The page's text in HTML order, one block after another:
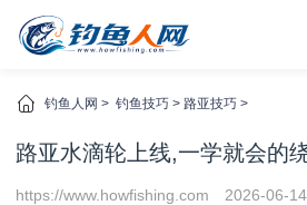
钓鱼人网 > 钓鱼技巧 > 路亚技巧 >
路亚水滴轮上线,一学就会的
https://www.howfishing.com 2026-06-